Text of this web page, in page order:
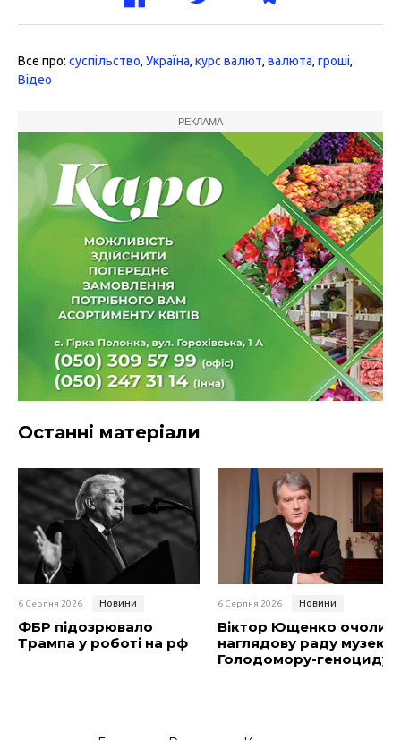
Все про: суспільство, Україна, курс валют, валюта, гроші,
Відео
РЕКЛАМА
Останні матеріали
6 Серпня 2026 Новини
ФБР підозрювало
Трампа у роботі на рф
6 Серпня 2026 Новини
Віктор Ющенко очолив
наглядову раду музею
Голодомору-геноциду